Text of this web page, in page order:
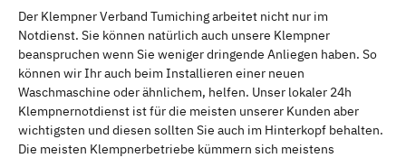
Der Klempner Verband Tumiching arbeitet nicht nur im
Notdienst. Sie können natürlich auch unsere Klempner
beanspruchen wenn Sie weniger dringende Anliegen haben. So
können wir Ihr auch beim Installieren einer neuen
Waschmaschine oder ähnlichem, helfen. Unser lokaler 24h
Klempnernotdienst ist für die meisten unserer Kunden aber
wichtigsten und diesen sollten Sie auch im Hinterkopf behalten.
Die meisten Klempnerbetriebe kümmern sich meistens